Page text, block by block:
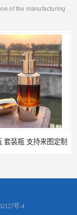
of the manufacturing
材厂家 支持来图定制
号-4